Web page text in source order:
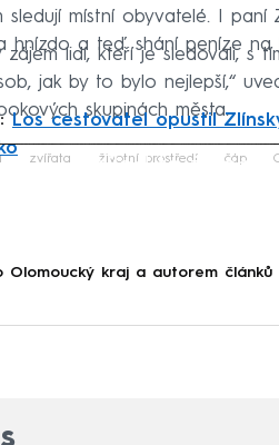
sledují místní obyvatelé. I paní
hnízdo a teď shání peníze na
zájem lidí, kteří je sledovali, s
jak by to bylo nejlepší,“
skupinách města.
Los cestovatel opustil
Failed to fetch
zvířata životní prostředí čáp
kraj a autorem